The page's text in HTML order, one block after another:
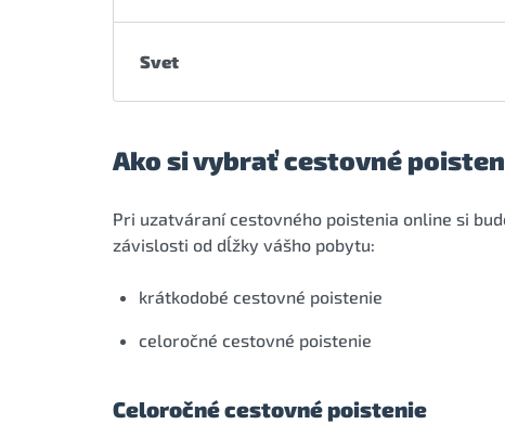
Svet
Ako si vybrať cestovné
Pri uzatváraní cestovného poistenia online si
závislosti od dĺžky vášho pobytu:
krátkodobé cestovné poistenie
celoročné cestovné poistenie
Celoročné cestovné poistenie